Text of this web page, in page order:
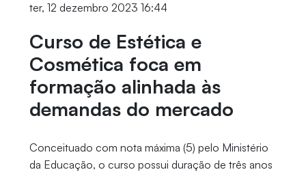
ter, 12 dezembro 2023 16:44
Curso de Estética e
Cosmética foca em
formação alinhada às
demandas do mercado
Conceituado com nota máxima (5) pelo Ministério
da Educação, o curso possui duração de três anos